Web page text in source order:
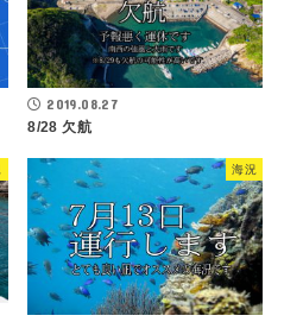
2019.08.27
8/28 欠航
海況